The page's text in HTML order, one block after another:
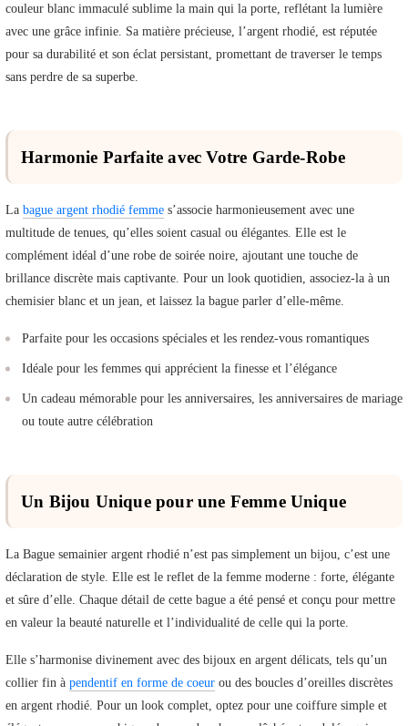
couleur blanc immaculé sublime la main qui la porte, reflétant la lumière
avec une grâce infinie. Sa matière précieuse, l’argent rhodié, est réputée
pour sa durabilité et son éclat persistant, promettant de traverser le temps
sans perdre de sa superbe.
Harmonie Parfaite avec Votre Garde-Robe
La bague argent rhodié femme s’associe harmonieusement avec une
multitude de tenues, qu’elles soient casual ou élégantes. Elle est le
complément idéal d’une robe de soirée noire, ajoutant une touche de
brillance discrète mais captivante. Pour un look quotidien, associez-la à un
chemisier blanc et un jean, et laissez la bague parler d’elle-même.
Parfaite pour les occasions spéciales et les rendez-vous romantiques
Idéale pour les femmes qui apprécient la finesse et l’élégance
Un cadeau mémorable pour les anniversaires, les anniversaires de mariage
ou toute autre célébration
Un Bijou Unique pour une Femme Unique
La Bague semainier argent rhodié n’est pas simplement un bijou, c’est une
déclaration de style. Elle est le reflet de la femme moderne : forte, élégante
et sûre d’elle. Chaque détail de cette bague a été pensé et conçu pour mettre
en valeur la beauté naturelle et l’individualité de celle qui la porte.
Elle s’harmonise divinement avec des bijoux en argent délicats, tels qu’un
collier fin à pendentif en forme de coeur ou des boucles d’oreilles discrètes
en argent rhodié. Pour un look complet, optez pour une coiffure simple et